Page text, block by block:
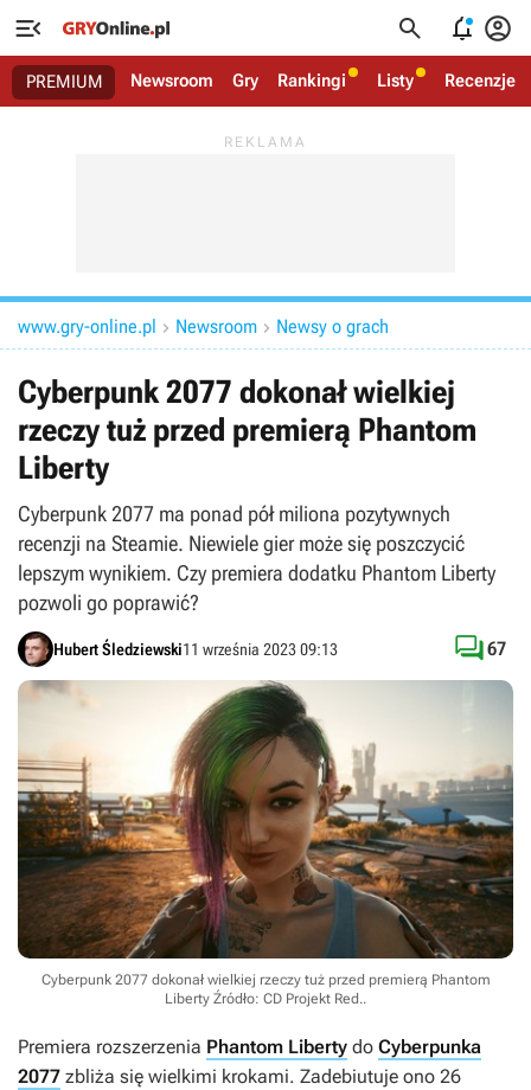
   
PREMIUM Newsroom Gry Rankingi Listy Recenzje
www.gry-online.pl  Newsroom  Newsy o grach
Cyberpunk 2077 dokonał wielkiej
rzeczy tuż przed premierą Phantom
Liberty
Cyberpunk 2077 ma ponad pół miliona pozytywnych
recenzji na Steamie. Niewiele gier może się poszczycić
lepszym wynikiem. Czy premiera dodatku Phantom Liberty
pozwoli go poprawić?
Hubert Śledziewski11 września 2023 09:13 67
Cyberpunk 2077 dokonał wielkiej rzeczy tuż przed premierą Phantom
Liberty Źródło: CD Projekt Red..
Premiera rozszerzenia Phantom Liberty do Cyberpunka
2077 zbliża się wielkimi krokami. Zadebiutuje ono 26